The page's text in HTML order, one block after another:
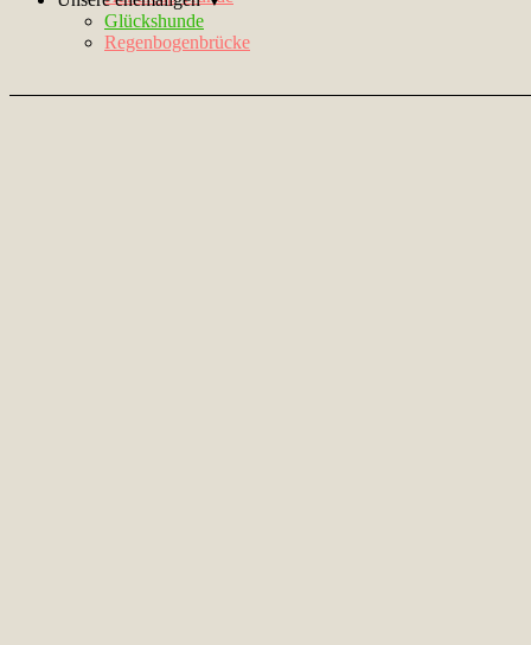
Glückshunde
Regenbogenbrücke